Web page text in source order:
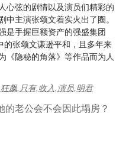
心弦的剧情以及演员们精彩的
主演张颂文着实火出了圈。
是手握巨额资产的强盛集团
的张颂文谦逊平和，且多年来
《隐秘的角落》等作品而为人
飙,只有,收入,演员,明君